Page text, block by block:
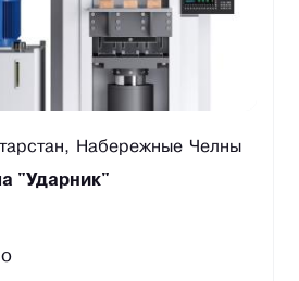
Набережные Челны
"Ударник"